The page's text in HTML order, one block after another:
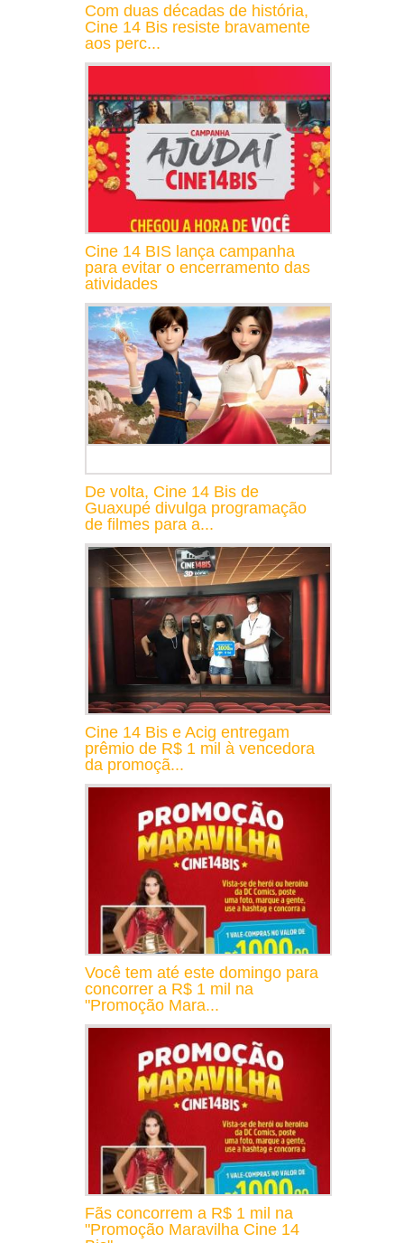
Com duas décadas de história,
Cine 14 Bis resiste bravamente
aos perc...
Cine 14 BIS lança campanha
para evitar o encerramento das
atividades
De volta, Cine 14 Bis de
Guaxupé divulga programação
de filmes para a...
Cine 14 Bis e Acig entregam
prêmio de R$ 1 mil à vencedora
da promoçã...
Você tem até este domingo para
concorrer a R$ 1 mil na
"Promoção Mara...
Fãs concorrem a R$ 1 mil na
"Promoção Maravilha Cine 14